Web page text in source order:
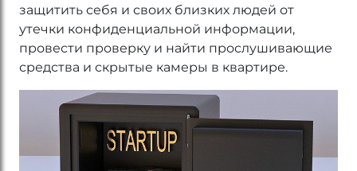
защитить себя и своих близких людей от
утечки конфиденциальной информации,
провести проверку и найти прослушивающие
средства и скрытые камеры в квартире.